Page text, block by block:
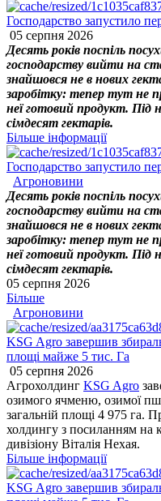
Господарство запустило
05 серпня 2026
Десять років поспіль
господарству вийти на
знайшовся не в нових
заробітку: тепер тут не
неї готовий продукт. Під
сімдесят гектарів.
Більше інформації
Господарство запустило
Агроновини
Десять років поспіль
господарству вийти на
знайшовся не в нових
заробітку: тепер тут не
неї готовий продукт. Під
сімдесят гектарів.
05 серпня 2026
Більше
Агроновини
KSG Agro завершив
площі майже 5 тис. Га
05 серпня 2026
Агрохолдинг KSG Agro
озимого ячменю, озимої
загальній площі 4 975 га.
холдингу з посиланням на
дивізіону Віталія Нехая.
Більше інформації
KSG Agro завершив